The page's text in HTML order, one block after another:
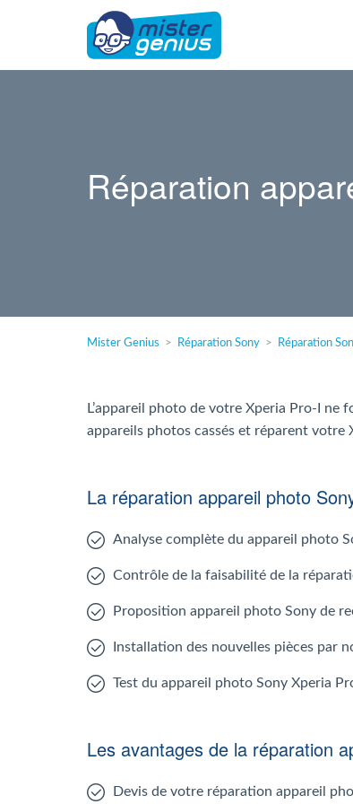
Réparation
Mister Genius Réparation Sony Réparation
L’appareil photo de votre Xperia Pro-I
appareils photos cassés et réparent votre
La réparation appareil photo
Analyse complète du appareil photo
Contrôle de la faisabilité de la
Proposition appareil photo Sony de
Installation des nouvelles pièces par
Test du appareil photo Sony Xperia
Les avantages de la réparation
Devis de votre réparation appareil